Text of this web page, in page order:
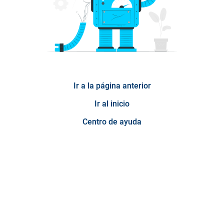
Ir a la página anterior
Ir al inicio
Centro de ayuda